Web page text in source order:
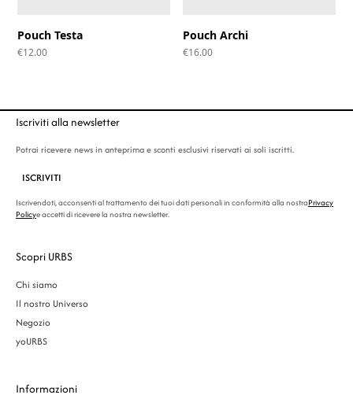
Pouch Testa
€12.00
Pouch Archi
€16.00
Iscriviti alla newsletter
Potrai ricevere news in anteprima e sconti esclusivi riservati ai soli iscritti.
ISCRIVITI
Iscrivendoti, acconsenti al trattamento dei tuoi dati personali in conformità alla nostraPrivacy
Policye accetti di ricevere la nostra newsletter.
Scopri URBS
Chi siamo
Il nostro Universo
Negozio
yoURBS
Informazioni